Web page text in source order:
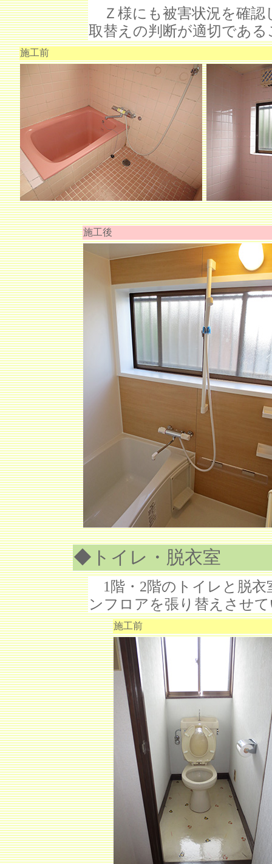
Ｚ様にも被害状況を確認
取替えの判断が適切であ
施工前
施工後
◆トイレ・脱衣室
1階・2階のトイレと脱衣
ンフロアを張り替えさせ
施工前